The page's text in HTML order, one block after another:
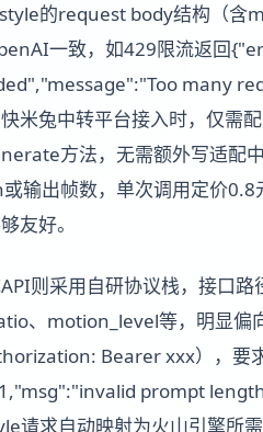
的request body结构（
一致，如429限流返回
many
米兔中转平台接入时，仅需
方法，无需额外写适配
输出帧数，单次调用定价
友好。
则采用自研协议栈，接口
、motion_level等，明显偏
Bearer xxx），要
prompt
请求自动映射为火山引擎所